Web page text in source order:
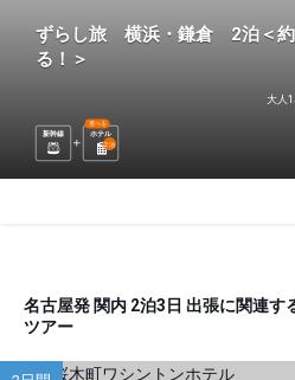
ずらし旅 横浜・鎌倉 2泊＜約
る！＞
新幹線 ホテル
選べる
2泊
大人
名古屋発 関内 2泊3日 出張に関連す
ツアー